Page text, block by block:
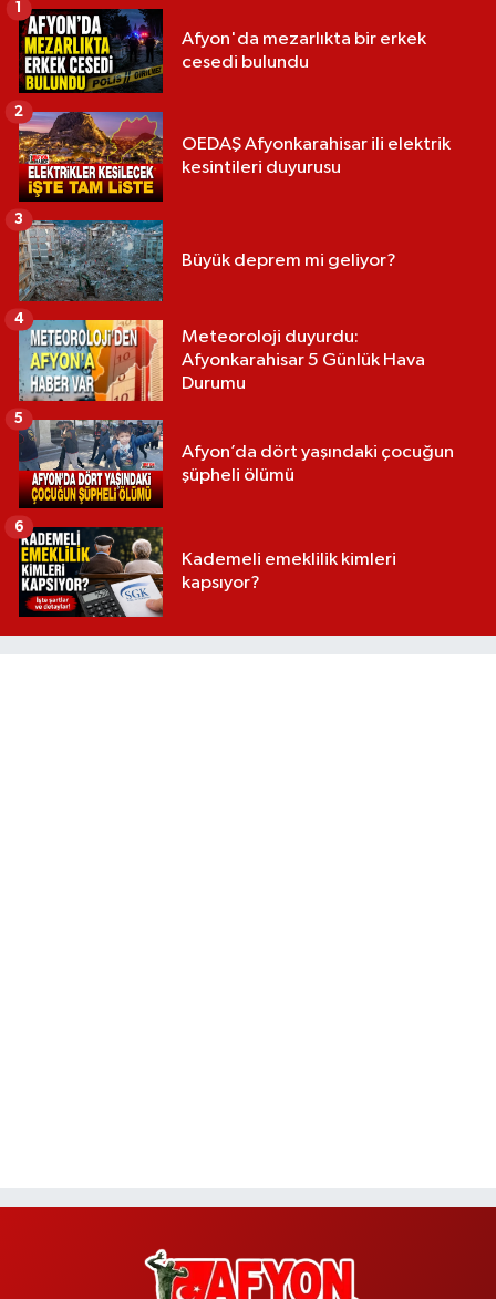
Afyon'da mezarlıkta bir erkek
cesedi bulundu
1
OEDAŞ Afyonkarahisar ili elektrik
kesintileri duyurusu
2
Büyük deprem mi geliyor?
3
Meteoroloji duyurdu:
Afyonkarahisar 5 Günlük Hava
Durumu
4
Afyon’da dört yaşındaki çocuğun
şüpheli ölümü
5
Kademeli emeklilik kimleri
kapsıyor?
6